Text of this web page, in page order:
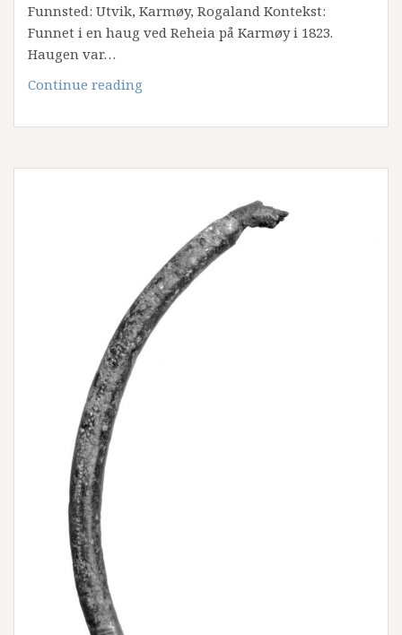
Funnsted: Utvik, Karmøy, Rogaland Kontekst:
Funnet i en haug ved Reheia på Karmøy i 1823.
Haugen var…
Continue reading
B1893